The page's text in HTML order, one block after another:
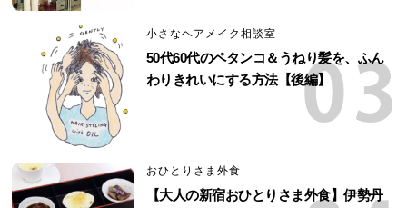
小さなヘアメイク相談室
50代60代のペタンコ＆うねり髪を、ふん
わりきれいにする方法【後編】
おひとりさま外食
【大人の新宿おひとりさま外食】伊勢丹